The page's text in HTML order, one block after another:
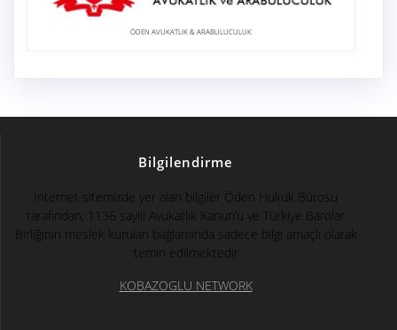
ÖDEN AVUKATLIK & ARABULUCULUK
Bilgilendirme
İnternet sitemizde yer alan bilgiler Öden Hukuk Bürosu
tarafından, 1136 sayılı Avukatlık Kanun’u ve Türkiye Barolar
Birliğinin meslek kuruları bağlamında sadece bilgi amaçlı olarak
temin edilmektedir
KOBAZOGLU NETWORK